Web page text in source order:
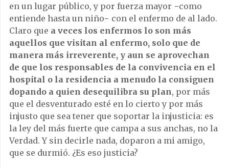
en un lugar público, y por fuerza mayor −como
entiende hasta un niño− con el enfermo de al lado.
Claro que a veces los enfermos lo son más
aquellos que visitan al enfermo, solo que de
manera más irreverente, y aun se aprovechan
de que los responsables de la convivencia en el
hospital o la residencia a menudo la consiguen
dopando a quien desequilibra su plan, por más
que el desventurado esté en lo cierto y por más
injusto que sea tener que soportar la injusticia: es
la ley del más fuerte que campa a sus anchas, no la
Verdad. Y sin decirle nada, doparon a mi amigo,
que se durmió. ¿Es eso justicia?